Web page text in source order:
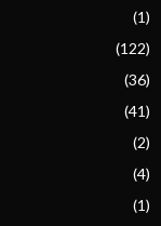
(1)
(122)
(36)
(41)
(2)
(4)
(1)